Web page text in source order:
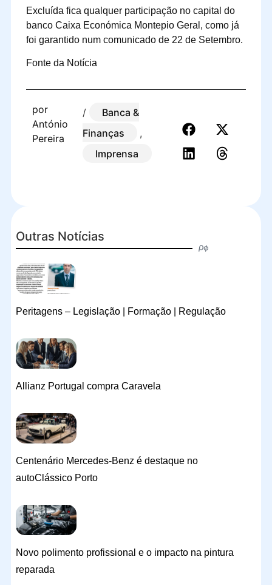
Excluída fica qualquer participação no capital do
banco Caixa Económica Montepio Geral, como já
foi garantido num comunicado de 22 de Setembro.
Fonte da Notícia
por
António
Pereira
/
Banca &
Finanças
,
Imprensa
Outras Notícias
Peritagens – Legislação | Formação | Regulação
Allianz Portugal compra Caravela
Centenário Mercedes-Benz é destaque no
autoClássico Porto
Novo polimento profissional e o impacto na pintura
reparada